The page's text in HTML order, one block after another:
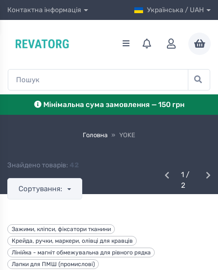
Контактна інформація Українська / UAH
Мінімальна сума замовлення — 150 грн
Головна » YOKE
швейних машин
Знайдено товарів: 42
Сортування:
1 /
2
Зажими, кліпси, фіксатори тканини
Крейда, ручки, маркери, олівці для кравців
Лінійка - магніт обмежувальна для рівного рядка
Лапки для ПМШ (промислові)